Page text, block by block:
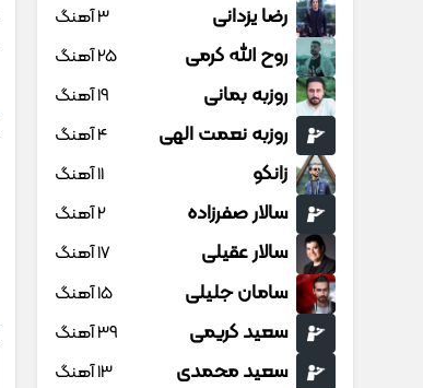
رضا یزدانی 3 آهنگ
روح الله کرمی 25 آهنگ
روزبه بمانی 19 آهنگ
روزبه نعمت الهی 4 آهنگ
زانکو 11 آهنگ
سالار صفرزاده 2 آهنگ
سالار عقیلی 17 آهنگ
سامان جلیلی 15 آهنگ
سعید کریمی 39 آهنگ
سعید محمدی 13 آهنگ